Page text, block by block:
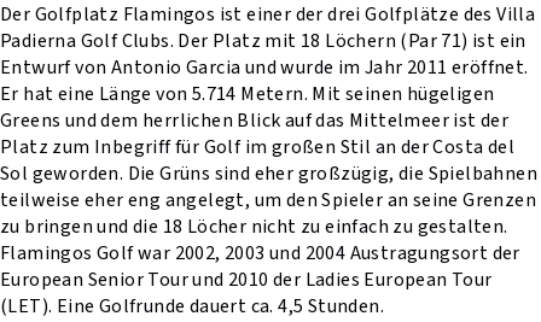
Der Golfplatz Flamingos ist einer der drei Golfplätze des Villa
Padierna Golf Clubs. Der Platz mit 18 Löchern (Par 71) ist ein
Entwurf von Antonio Garcia und wurde im Jahr 2011 eröffnet.
Er hat eine Länge von 5.714 Metern. Mit seinen hügeligen
Greens und dem herrlichen Blick auf das Mittelmeer ist der
Platz zum Inbegriff für Golf im großen Stil an der Costa del
Sol geworden. Die Grüns sind eher großzügig, die Spielbahnen
teilweise eher eng angelegt, um den Spieler an seine Grenzen
zu bringen und die 18 Löcher nicht zu einfach zu gestalten.
Flamingos Golf war 2002, 2003 und 2004 Austragungsort der
European Senior Tour und 2010 der Ladies European Tour
(LET). Eine Golfrunde dauert ca. 4,5 Stunden.